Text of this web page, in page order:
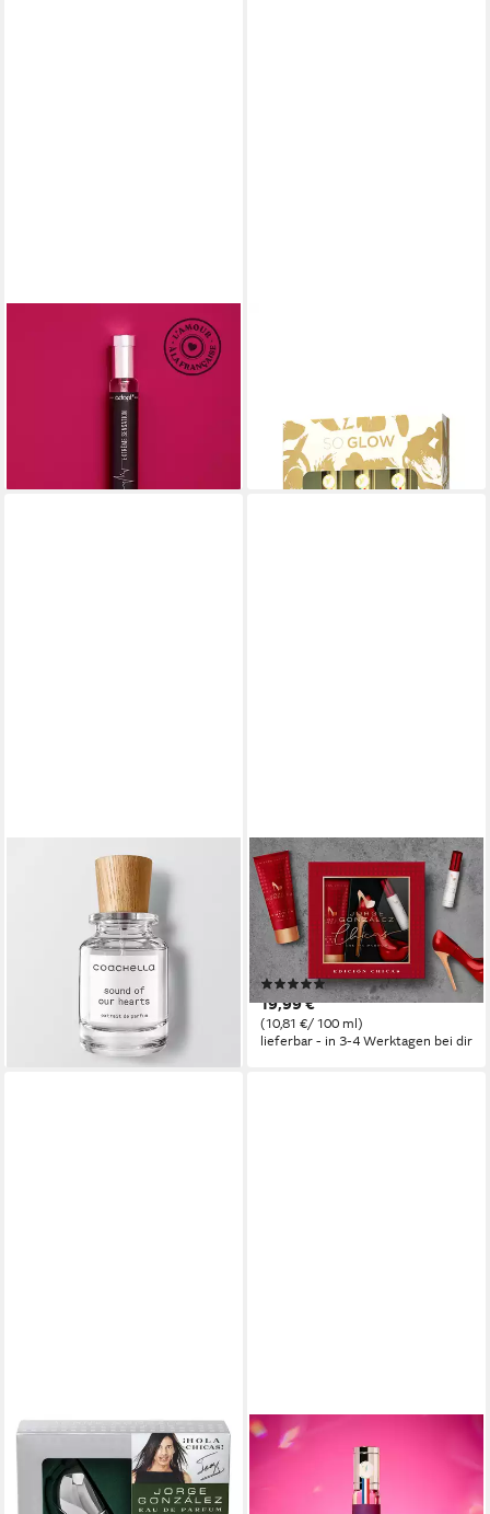
Eau de Parfum adopt
EXTREME SENSATION 30ml
Eau de Parfum für Herren
(39,83 €/ 100 ml)
lieferbar - in 3-4 Werktagen bei dir
29,95 €
(33,28 €/ 100 ml)
lieferbar - in 3-4 Werktagen bei dir
COACHELLA PARFUMS
Eau de Parfum Coachella -
Sound of our Hearts - Extrait
de Parfum 50 ml Unisex
(59,98 €/ 100 ml)
lieferbar - in 3-4 Werktagen bei dir
JORGE GONZÁLEZ
Eau de Parfum JORGE
GONZÁLEZ EDICIÓN
CHICAS 3er Gift Box, Eau de
Parfum, Geschenkset
(6)
19,99 €
(10,81 €/ 100 ml)
lieferbar - in 3-4 Werktagen bei dir
JORGE GONZÁLEZ
Eau de Parfum EDICIÓN
PLATA 50ml, Eau de Parfum,
ADOPT
Eau de Parfum adopt
GLAMOURAMA, 30 ml Eau